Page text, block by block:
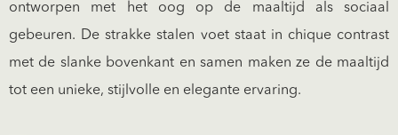
ontworpen met het oog op de maaltijd als sociaal
gebeuren. De strakke stalen voet staat in chique contrast
met de slanke bovenkant en samen maken ze de maaltijd
tot een unieke, stijlvolle en elegante ervaring.